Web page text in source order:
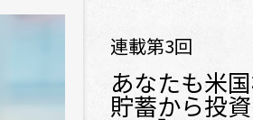
連載第3回
あなたも米
貯蓄から投